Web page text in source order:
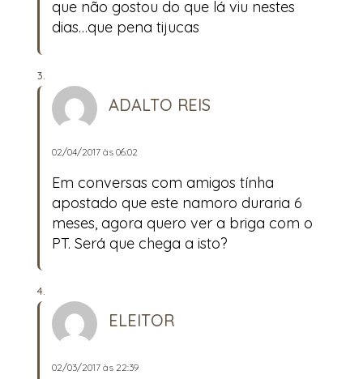
que não gostou do que lá viu nestes
dias…que pena tijucas
ADALTO REIS
02/04/2017 às 06:02
Em conversas com amigos tínha
apostado que este namoro duraria 6
meses, agora quero ver a briga com o
PT. Será que chega a isto?
ELEITOR
02/03/2017 às 22:39